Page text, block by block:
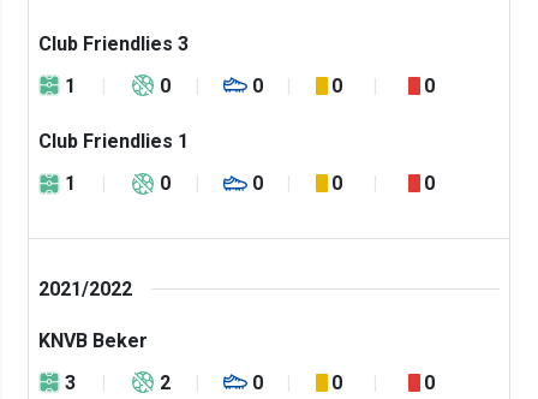
Club Friendlies 3
1
0 0 0 0
Club Friendlies 1
1
0 0 0 0
2021/2022
KNVB Beker
3
2 0 0 0